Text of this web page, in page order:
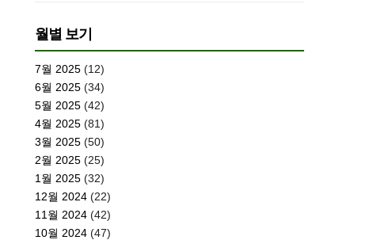
월별 보기
7월 2025 (12)
6월 2025 (34)
5월 2025 (42)
4월 2025 (81)
3월 2025 (50)
2월 2025 (25)
1월 2025 (32)
12월 2024 (22)
11월 2024 (42)
10월 2024 (47)